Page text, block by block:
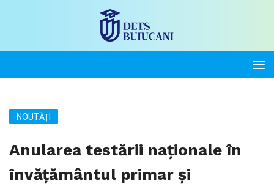
NOUTĂȚI
Anularea testării naționale în
învățământul primar și